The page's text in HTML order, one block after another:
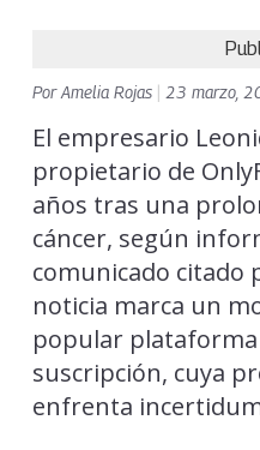
PorAmelia Rojas 23 marzo,
El empresario
propietario de
años tras una
cáncer, según
comunicado citado
noticia marca un
popular
suscripción, cuya
enfrenta